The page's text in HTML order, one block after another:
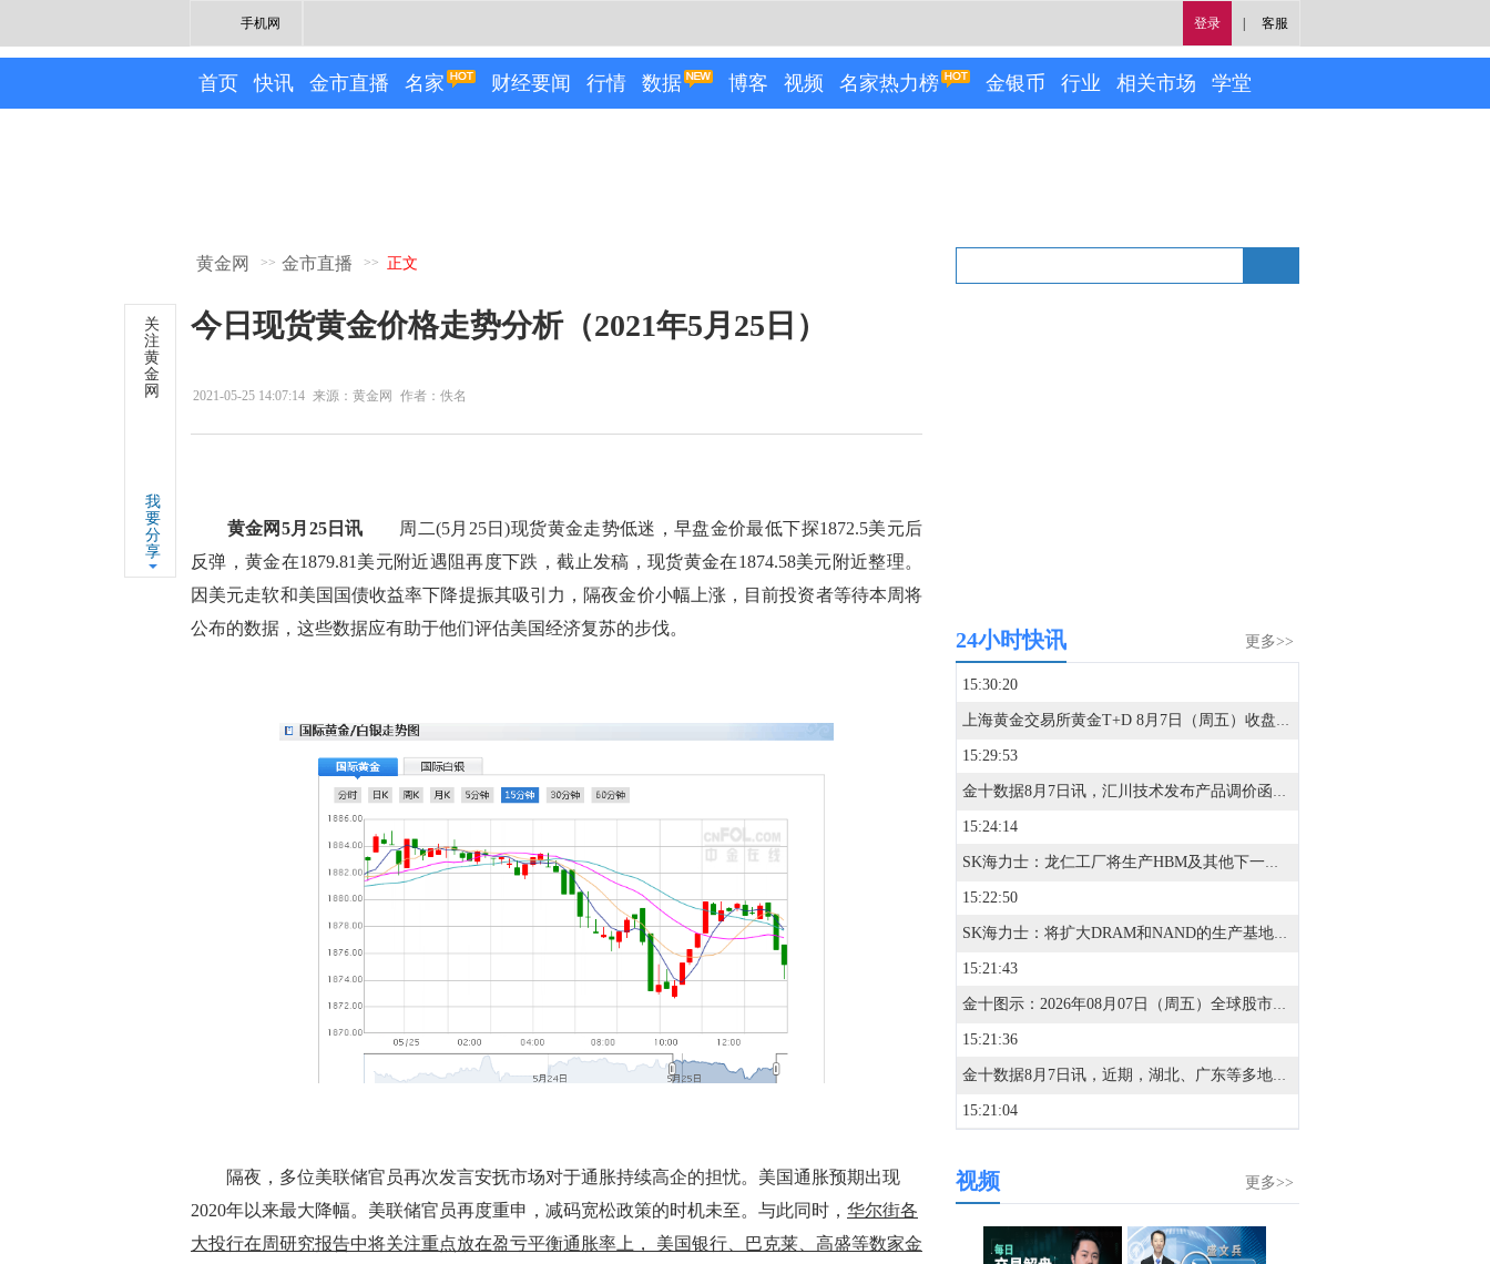
登录 客服
手机网
首页 快讯 金市直播 名家 财经要闻 行情 数据 博客 视频 名家热力榜 金银币 行业 相关市场 学堂
黄金网 >> 金市直播 >> 正文
今日现货黄金价格走势分析（2021年5月25日）
2021-05-25 14:07:14 来源：黄金网 作者：佚名
关
注
黄
金
网
我
要
分
享
黄金网5月25日讯 周二(5月25日)现货黄金走势低迷，早盘金价最低下探1872.5美元后
反弹，黄金在1879.81美元附近遇阻再度下跌，截止发稿，现货黄金在1874.58美元附近整理。
因美元走软和美国国债收益率下降提振其吸引力，隔夜金价小幅上涨，目前投资者等待本周将
公布的数据，这些数据应有助于他们评估美国经济复苏的步伐。
隔夜，多位美联储官员再次发言安抚市场对于通胀持续高企的担忧。美国通胀预期出现
2020年以来最大降幅。美联储官员再度重申，减码宽松政策的时机未至。与此同时， 华尔街各
大投行在周研究报告中将关注重点放在盈亏平衡通胀率上， 美国银行、巴克莱、高盛等数家金
更多>>
24小时快讯
15:30:20
上海黄金交易所黄金T+D 8月7日（周五）收盘上涨0.72%报930.59元/克；上海黄金交易所白银T+D 8月7日（周五）收盘上涨2.44%报15517.0元/千克。
15:29:53
金十数据8月7日讯，汇川技术发布产品调价函：经公司管理层慎重评估，为确保产品品质稳定及供应链持续可靠，决定对数字能源部分产品，包含储能变流器、变流升压一体机、储能集成系统系列产品进行价格调整，整体涨幅5%-15%，不同产品品类差异化调整。鉴于工程项目规格确认需要一定周期，自2026年8月30日零时起，所有新增订单执行调整后价格。
15:24:14
SK海力士：龙仁工厂将生产HBM及其他下一代DRAM。
15:22:50
SK海力士：将扩大DRAM和NAND的生产基地，并根据客户需求增加产能。
15:21:43
金十图示：2026年08月07日（周五）全球股市指数-欧洲市场（盘初）
15:21:36
金十数据8月7日讯，近期，湖北、广东等多地县域农商行、村镇银行逆势上调中长期定期存款利率，单次最高上调幅度达33个基点。当前存款市场呈现显著分化格局，部分区域银行持续压降存款成本、下调利率，另有部分地方中小银行反向上调存款报价，双向走势折射出当下县域银行激烈的揽储博弈态势。业内分析指出，本轮中小银行局部加息行情，核心诱因是国有大行重启五年期大额存单引发的资金虹吸效应，但这并不意味着行业存款降息潮全面逆转。若后续行业出现无序高息揽储、利率过快上涨的内卷现象，监管层面或将及时介入干预，规范市场秩序。（21财经）
15:21:04
15:20:33
15:20:23
更多>>
视频